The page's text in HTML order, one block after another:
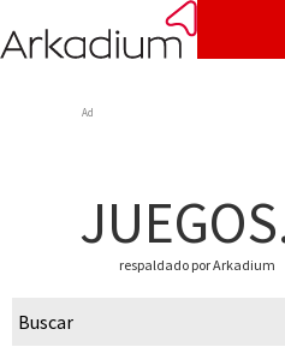
Ad
respaldado por Arkadium